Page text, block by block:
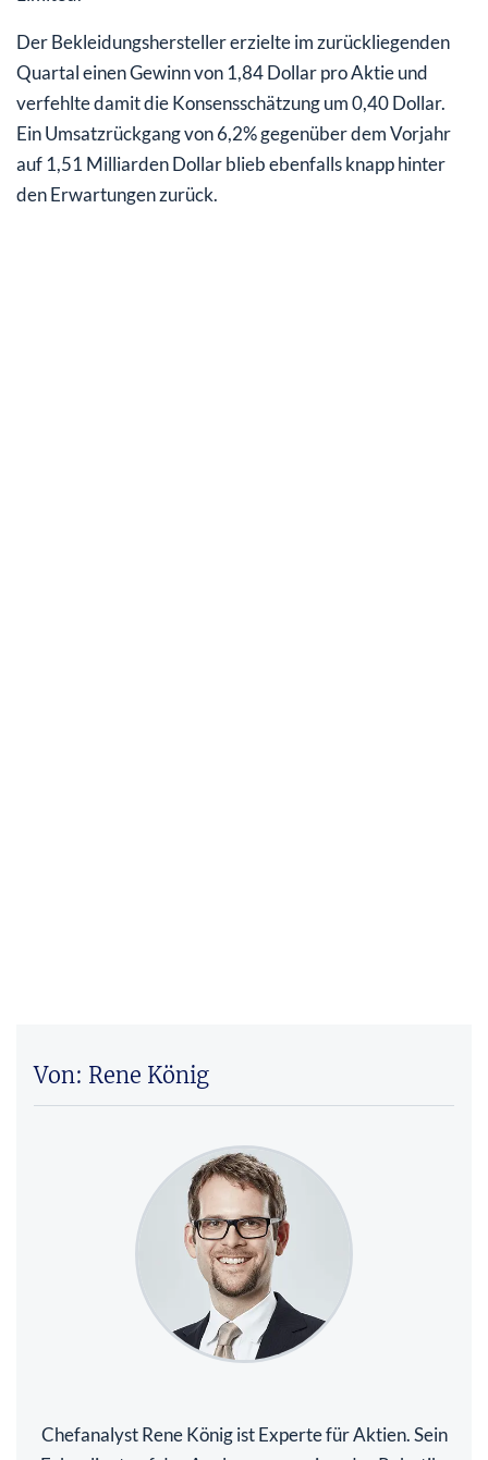
Der Bekleidungshersteller erzielte im zurückliegenden
Quartal einen Gewinn von 1,84 Dollar pro Aktie und
verfehlte damit die Konsensschätzung um 0,40 Dollar.
Ein Umsatzrückgang von 6,2% gegenüber dem Vorjahr
auf 1,51 Milliarden Dollar blieb ebenfalls knapp hinter
den Erwartungen zurück.
Von: Rene König
Chefanalyst Rene König ist Experte für Aktien. Sein